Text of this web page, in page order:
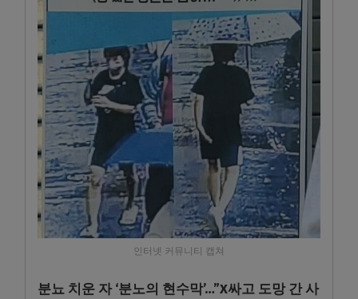
인터넷 커뮤니티 캡쳐
분뇨 치운 자 ‘분노의 현수막’…”X싸고 도망 간 사